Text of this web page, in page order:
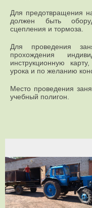
Для предотвращения
должен быть
сцепления и тормоза.
Для проведения
прохождения
инструкционную
урока и по желанию
Место проведения
учебный полигон.